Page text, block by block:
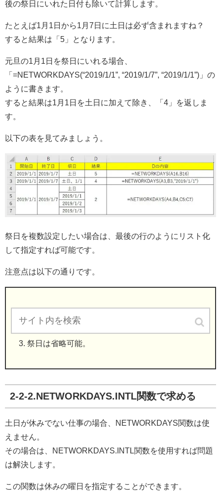
後の祭日にいれた日付も除いて計算します。
たとえば1月1日から1月7日に土日は必ず含まれますね？
すると結果は「5」となります。
元旦の1月1日を祭日にいれる場合、
「=NETWORKDAYS(“2019/1/1”, “2019/1/7”, “2019/1/1”)」の
ように書きます。
すると結果は1月1日を土日に加えて除き、「4」を返しま
す。
以下の表を見てみましょう。
祭日を複数設定したい場合は、最後の行のようにリスト化
して指定すれば可能です。
注意点は以下の通りです。
祭日は省略可能。
2-2-2.NETWORKDAYS.INTL関数で求める
土日が休みでない仕事の場合、NETWORKDAYS関数は使
えません。
その場合は、NETWORKDAYS.INTL関数を使用すれば問題
は解決します。
この関数は休みの曜日を指定することができます。